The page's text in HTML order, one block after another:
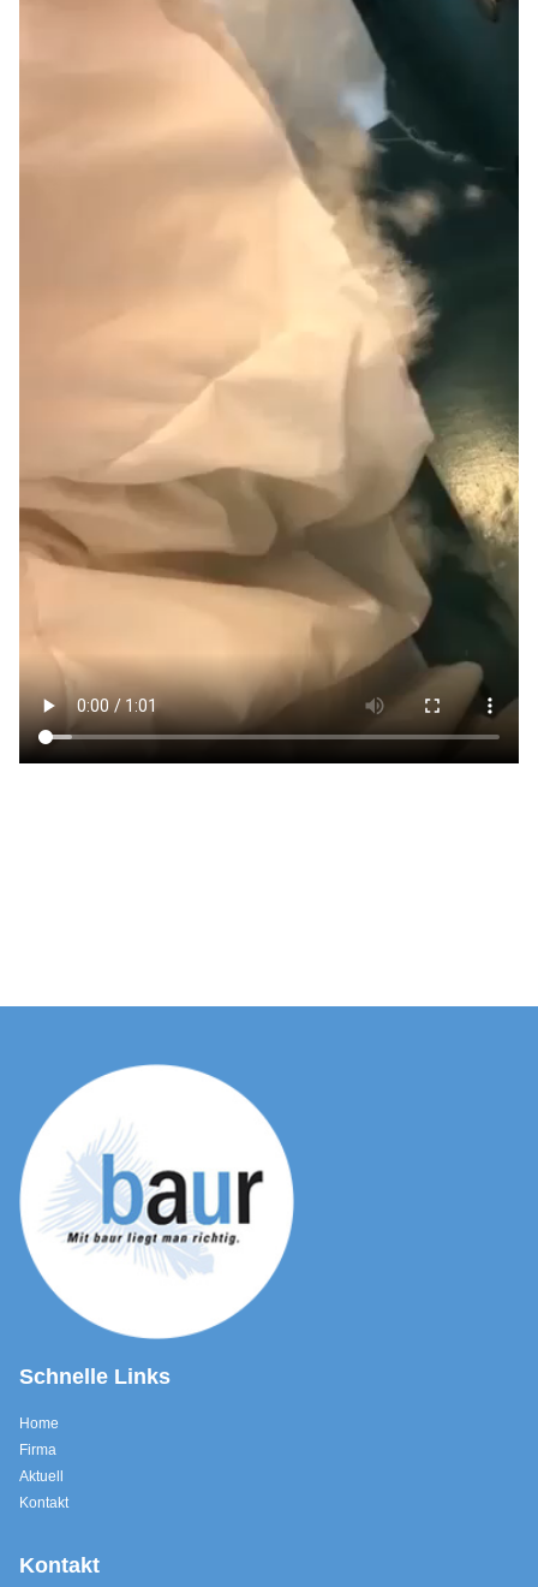
Schnelle Links
Home
Firma
Aktuell
Kontakt
Kontakt